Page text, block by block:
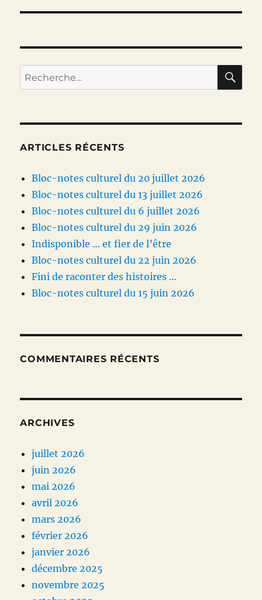
Recherche
pour :
ARTICLES RÉCENTS
Bloc-notes culturel du 20 juillet 2026
Bloc-notes culturel du 13 juillet 2026
Bloc-notes culturel du 6 juillet 2026
Bloc-notes culturel du 29 juin 2026
Indisponible … et fier de l’être
Bloc-notes culturel du 22 juin 2026
Fini de raconter des histoires …
Bloc-notes culturel du 15 juin 2026
COMMENTAIRES RÉCENTS
ARCHIVES
juillet 2026
juin 2026
mai 2026
avril 2026
mars 2026
février 2026
janvier 2026
décembre 2025
novembre 2025